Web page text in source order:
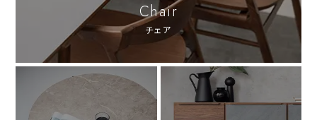
Chair
チェア